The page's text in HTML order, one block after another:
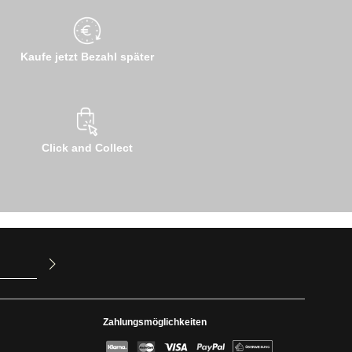
Kaufe jetzt Bezahl später
Click and Collect
Zahlungsmöglichkeiten